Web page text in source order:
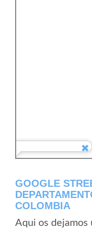
GOOGLE
COLOMBIA
Aqui os dejamos